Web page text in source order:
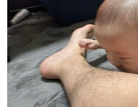
数